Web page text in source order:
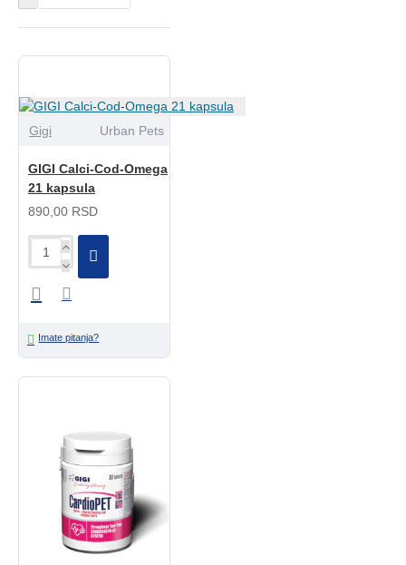
Gigi Urban Pets
GIGI Calci-Cod-Omega
21 kapsula
890,00 RSD
Imate pitanja?